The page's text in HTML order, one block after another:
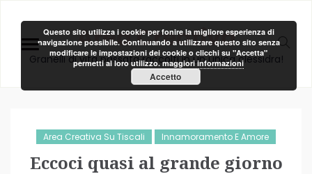
Area Creativa
Granelli di vita passata raccolti in un unica clessidra!
Area Creativa Su Tiscali Innamoramento E Amore
Eccoci quasi al grande giorno
Questo sito utilizza i cookie per fonire la migliore esperienza di
navigazione possibile. Continuando a utilizzare questo sito senza
modificare le impostazioni dei cookie o clicchi su "Accetta"
permetti al loro utilizzo.maggiori informazioni
Accetto